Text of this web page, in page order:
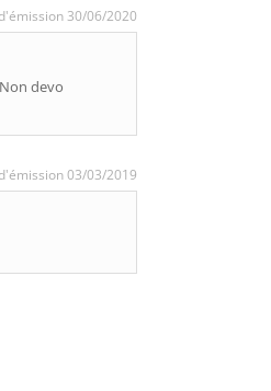
30/06/2020
devo
03/03/2019